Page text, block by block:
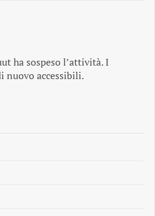
ha sospeso l’attività. I
nuovo accessibili.